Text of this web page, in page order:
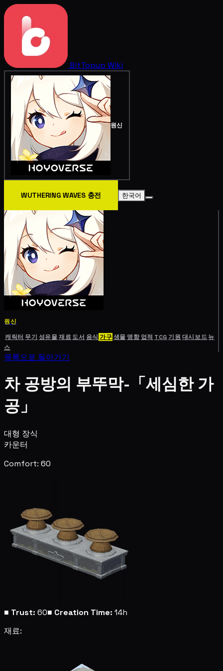
BitTopup Wiki
원신
WUTHERING WAVES 충전 한국어
원신
캐릭터 무기 성유물재료도서 음식 가구생물 명함 업적 TCG기원 대시보드뉴
스
목록으로 돌아가기
차 공방의 부뚜막-「세심한 가
공」
대형 장식
카운터
Comfort: 60
■ Trust: 60■ Creation Time: 14h
재료: